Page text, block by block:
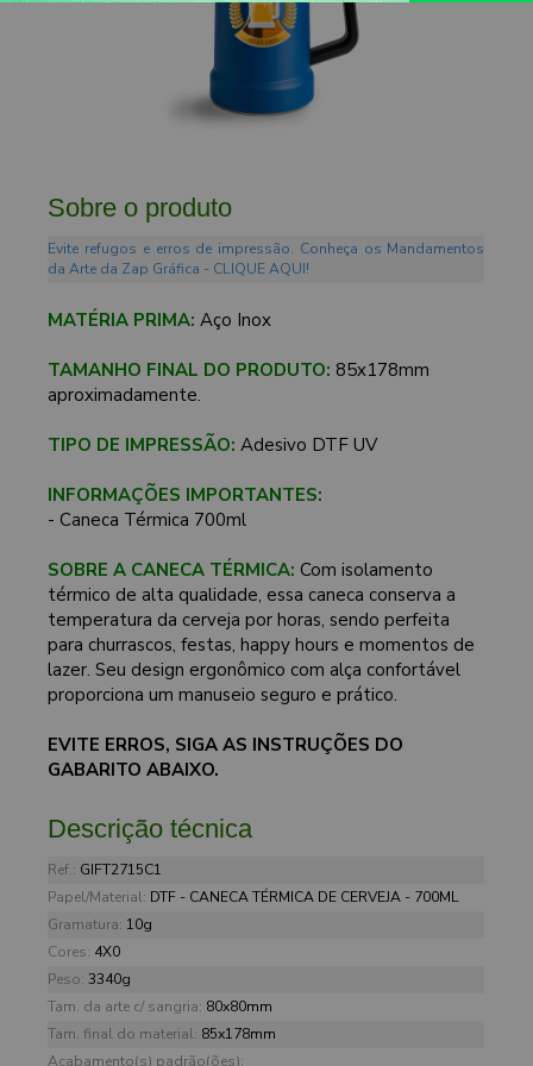
Sobre o produto
Evite refugos e erros de impressão. Conheça os Mandamentos
da Arte da Zap Gráfica - CLIQUE AQUI!
MATÉRIA PRIMA: Aço Inox
TAMANHO FINAL DO PRODUTO: 85x178mm
aproximadamente.
TIPO DE IMPRESSÃO: Adesivo DTF UV
INFORMAÇÕES IMPORTANTES:
- Caneca Térmica 700ml
SOBRE A CANECA TÉRMICA: Com isolamento
térmico de alta qualidade, essa caneca conserva a
temperatura da cerveja por horas, sendo perfeita
para churrascos, festas, happy hours e momentos de
lazer. Seu design ergonômico com alça confortável
proporciona um manuseio seguro e prático.
EVITE ERROS, SIGA AS INSTRUÇÕES DO
GABARITO ABAIXO.
Descrição técnica
Ref.: GIFT2715C1
Papel/Material: DTF - CANECA TÉRMICA DE CERVEJA - 700ML
Gramatura: 10g
Cores: 4X0
Peso: 3340g
Tam. da arte c/ sangria: 80x80mm
Tam. final do material: 85x178mm
Acabamento(s) padrão(ões):